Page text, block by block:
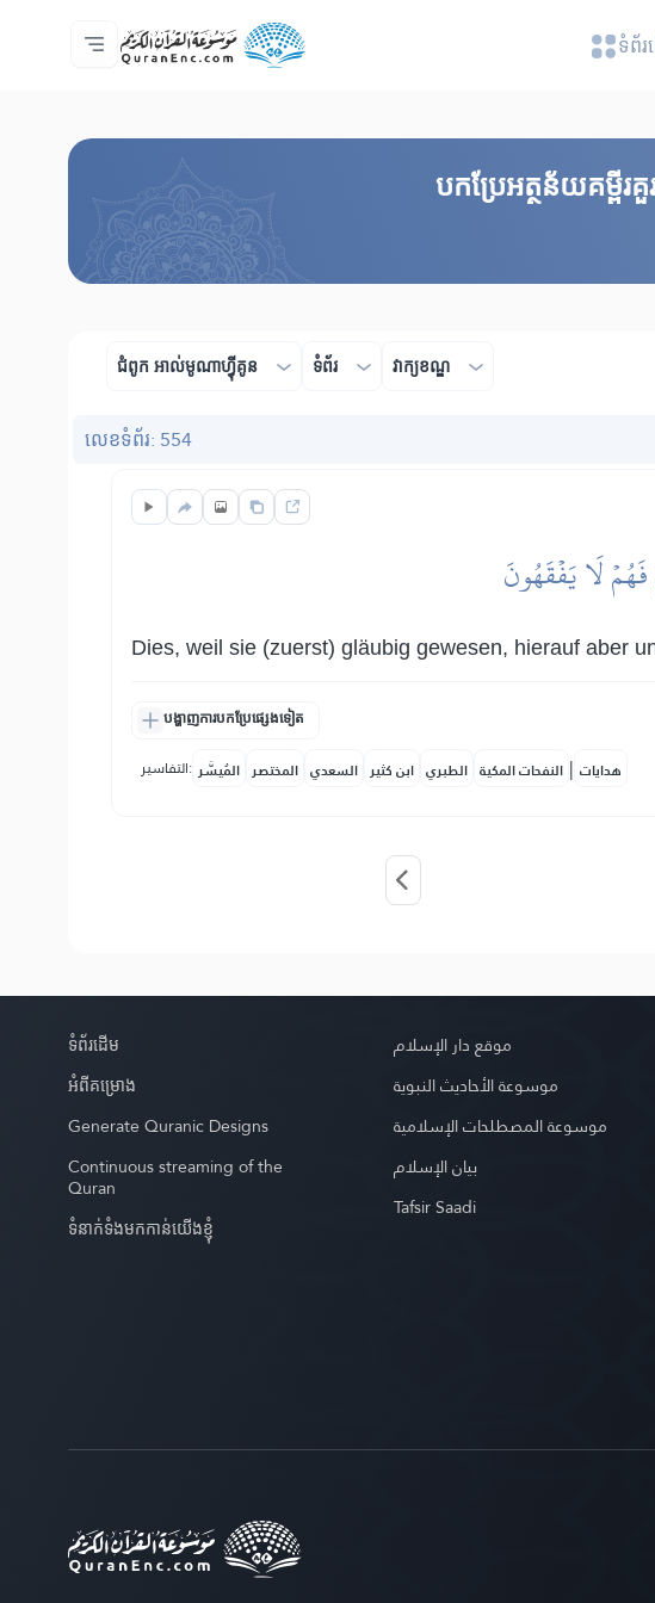
ទំព័រ​ដេីម
មាតិកានៃការបកប្រែ
Audio
សេវាកម្មសម្រាប់អ្នកអភិវឌ្ឍន៍ - API
អំពី​គម្រោង
ទំនាក់ទំងមកកាន់យើងខ្ញុំ
ភាសា ទំព័រ​
បកប្រែអត្ថន័យគម្ពីរ
ជំពូក​ ​​​អាល់មូណាហ្វុីគូន ទំព័រ វាក្យខណ្ឌ
លេខ​ទំព័រ: 554
لَا يَفۡقَهُونَ
Dies, weil sie (zuerst) gläubig gewesen, hierauf aber
បង្ហាញការបកប្រែផ្សេងទៀត
التفاسير: المُيسَّر المختصر السعدي ابن كثير الطبري النفحات المكية | هدايات
ទំព័រ​ដេីម
អំពី​គម្រោង
Generate Quranic Designs
Continuous streaming of the
Quran
ទំនាក់ទំងមកកាន់យើងខ្ញុំ
موقع دار الإسلام
موسوعة الأحاديث النبوية
موسوعة المصطلحات الإسلامية
بيان الإسلام
Tafsir Saadi